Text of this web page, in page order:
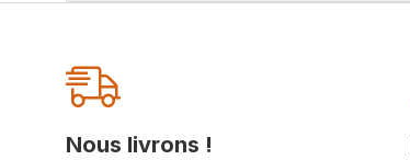
personnalisé
Nous livrons !